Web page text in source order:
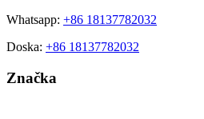
Whatsapp: +86 18137782032
Doska: +86 18137782032
Značka